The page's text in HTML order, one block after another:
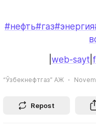
#нефть#газ#энергия
web-sayt
“Ўзбекнефтгаз” АЖ
Repost